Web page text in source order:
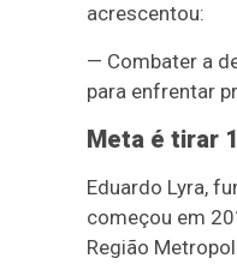
acrescentou:
— Combater a
para enfrentar
Meta é tirar
Eduardo Lyra,
começou em
Região